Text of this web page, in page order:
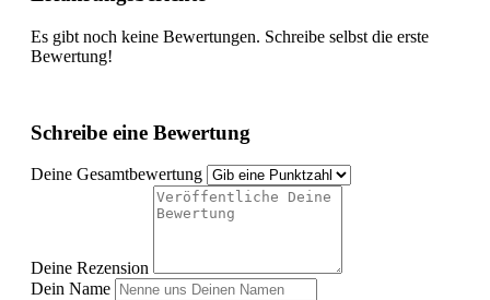
Es gibt noch keine Bewertungen. Schreibe selbst die erste
Bewertung!
Schreibe eine Bewertung
Deine Gesamtbewertung
Deine Rezension
Dein Name